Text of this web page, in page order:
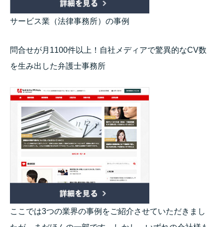
サービス業（法律事務所）の事例
問合せが月1100件以上！自社メディアで驚異的なCV数
を生み出した弁護士事務所
ここでは3つの業界の事例をご紹介させていただきまし